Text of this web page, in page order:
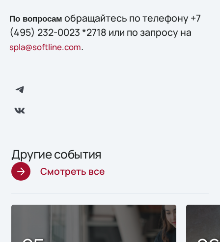
По вопросам обращайтесь по телефону +7
(495) 232-0023 *2718 или по запросу на
spla@softline.com.
Другие события
Смотреть все